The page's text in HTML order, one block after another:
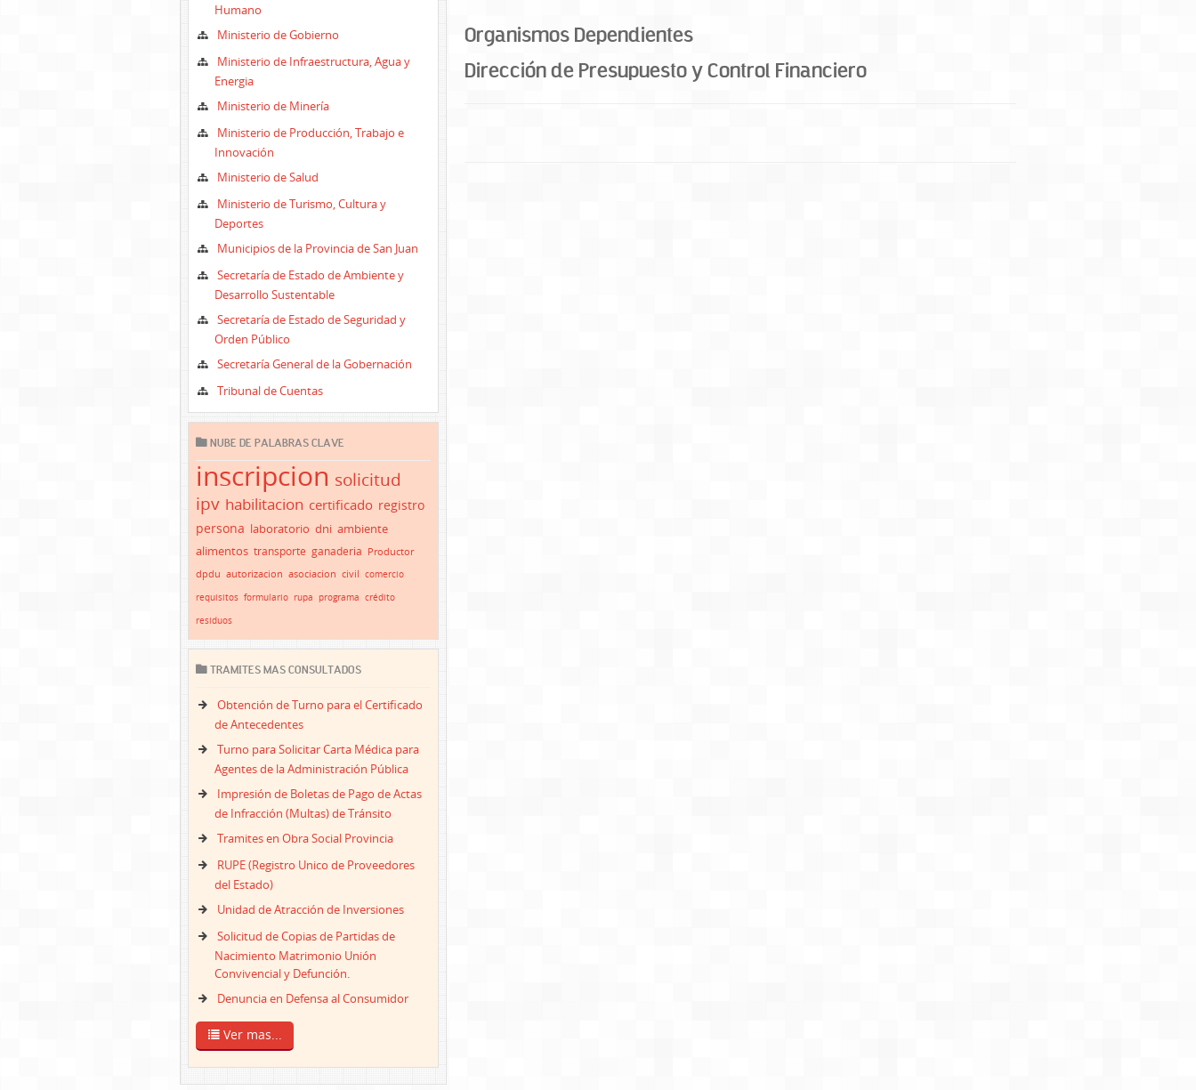
Humano
Ministerio de Gobierno
Ministerio de Infraestructura, Agua y
Energia
Ministerio de Minería
Ministerio de Producción, Trabajo e
Innovación
Ministerio de Salud
Ministerio de Turismo, Cultura y
Deportes
Municipios de la Provincia de San Juan
Secretaría de Estado de Ambiente y
Desarrollo Sustentable
Secretaría de Estado de Seguridad y
Orden Público
Secretaría General de la Gobernación
Tribunal de Cuentas
NUBE DE PALABRAS CLAVE
inscripcion solicitud
ipv habilitacion certificado registro
persona laboratorio dni ambiente
alimentos transporte ganaderia Productor
dpdu autorizacion asociacion civil comercio
requisitos formulario rupa programa crédito
residuos
TRAMITES MAS CONSULTADOS
Obtención de Turno para el Certificado
de Antecedentes
Turno para Solicitar Carta Médica para
Agentes de la Administración Pública
Impresión de Boletas de Pago de Actas
de Infracción (Multas) de Tránsito
Tramites en Obra Social Provincia
RUPE (Registro Unico de Proveedores
del Estado)
Unidad de Atracción de Inversiones
Solicitud de Copias de Partidas de
Nacimiento Matrimonio Unión
Convivencial y Defunción.
Denuncia en Defensa al Consumidor
Ver mas...
Organismos Dependientes
Dirección de Presupuesto y Control Financiero